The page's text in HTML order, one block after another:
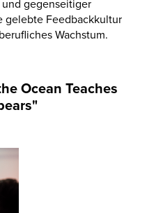
gegenseitiger
gelebte Feedbackkultur
Wachstum.
Ocean Teaches